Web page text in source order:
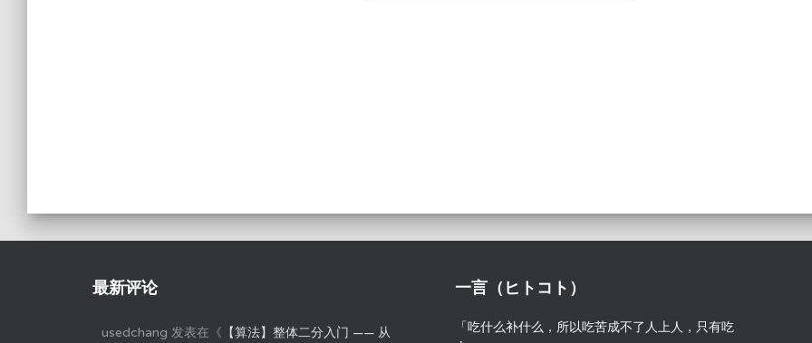
最新评论
usedchang 发表在《 【算法】整体二分入门 —— 从
一言（ヒトコト）
「吃什么补什么，所以吃苦成不了人上人，只有吃